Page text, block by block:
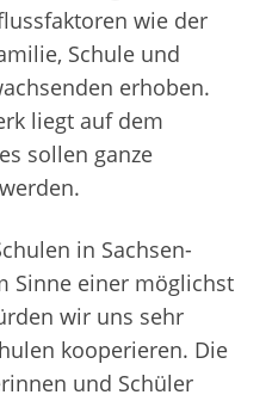
wie der
Schule und
erhoben.
liegt auf dem
sollen ganze
in Sachsen-
Sinne einer möglichst
wir uns sehr
kooperieren. Die
und Schüler